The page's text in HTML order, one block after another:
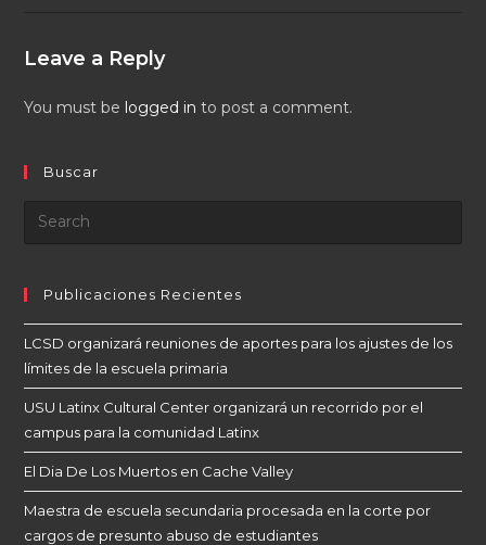
Leave a Reply
You must be logged in to post a comment.
Buscar
Publicaciones Recientes
LCSD organizará reuniones de aportes para los ajustes de los
límites de la escuela primaria
USU Latinx Cultural Center organizará un recorrido por el
campus para la comunidad Latinx
El Dia De Los Muertos en Cache Valley
Maestra de escuela secundaria procesada en la corte por
cargos de presunto abuso de estudiantes